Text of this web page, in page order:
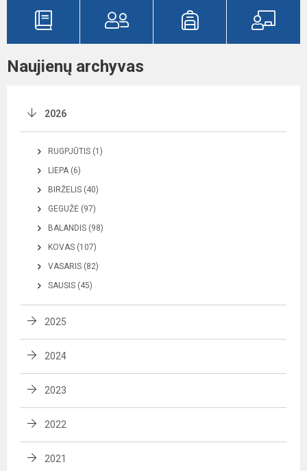
Naujienų archyvas
2026
RUGPJŪTIS (1)
LIEPA (6)
BIRŽELIS (40)
GEGUŽĖ (97)
BALANDIS (98)
KOVAS (107)
VASARIS (82)
SAUSIS (45)
2025
2024
2023
2022
2021